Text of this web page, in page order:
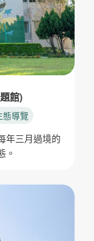
館)
態導覽
年三月過境的
。